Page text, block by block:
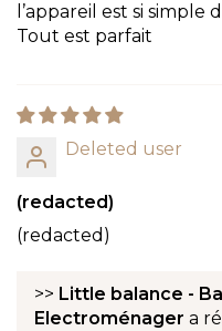
l’appareil est si simple
Tout est parfait
Deleted user
(redacted)
(redacted)
>> Little balance -
Electroménager a